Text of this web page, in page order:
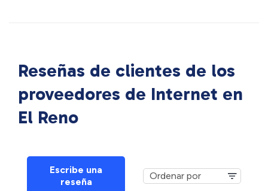
Reseñas de clientes de los
proveedores de Internet en
El Reno
Escribe una
reseña